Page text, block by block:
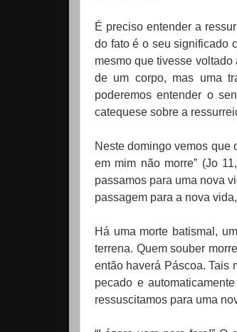
É preciso entender a
do fato é o seu significado
mesmo que tivesse
de um corpo, mas uma
poderemos entender o
catequese sobre a
Neste domingo vemos que
em mim não morre” (Jo
passamos para uma nova
passagem para a nova
Há uma morte batismal,
terrena. Quem souber
então haverá Páscoa. Tais
pecado e
ressuscitamos para uma